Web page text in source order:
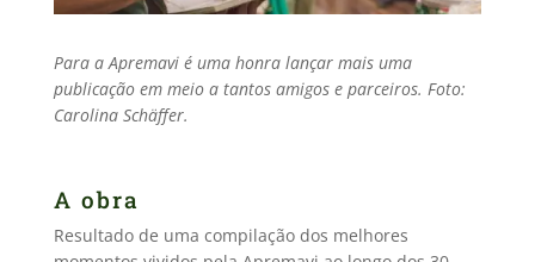
Para a Apremavi é uma honra lançar mais uma
publicação em meio a tantos amigos e parceiros. Foto:
Carolina Schäffer.
A obra
Resultado de uma compilação dos melhores